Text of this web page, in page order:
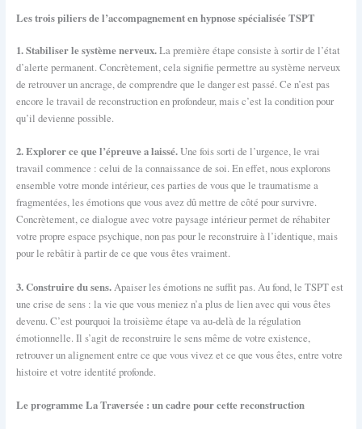
Les trois piliers de l’accompagnement en hypnose spécialisée TSPT
1. Stabiliser le système nerveux.La première étape consiste à sortir de l’état
d’alerte permanent. Concrètement, cela signifie permettre au système nerveux
de retrouver un ancrage, de comprendre que le danger est passé. Ce n’est pas
encore le travail de reconstruction en profondeur, mais c’est la condition pour
qu’il devienne possible.
2. Explorer ce que l’épreuve a laissé.Une fois sorti de l’urgence, le vrai
travail commence : celui de la connaissance de soi. En effet, nous explorons
ensemble votre monde intérieur, ces parties de vous que le traumatisme a
fragmentées, les émotions que vous avez dû mettre de côté pour survivre.
Concrètement, ce dialogue avec votre paysage intérieur permet de réhabiter
votre propre espace psychique, non pas pour le reconstruire à l’identique, mais
pour le rebâtir à partir de ce que vous êtes vraiment.
3. Construire du sens.Apaiser les émotions ne suffit pas. Au fond, le TSPT est
une crise de sens : la vie que vous meniez n’a plus de lien avec qui vous êtes
devenu. C’est pourquoi la troisième étape va au-delà de la régulation
émotionnelle. Il s’agit de reconstruire le sens même de votre existence,
retrouver un alignement entre ce que vous vivez et ce que vous êtes, entre votre
histoire et votre identité profonde.
Le programme La Traversée : un cadre pour cette reconstruction